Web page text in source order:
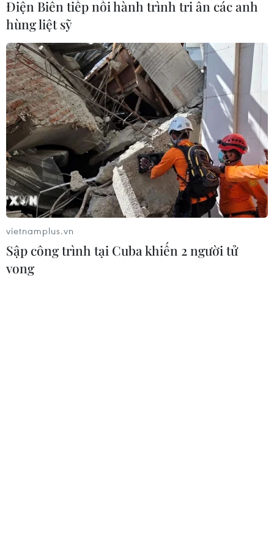
Thời tiết ngày 7/8: Bắc Bộ
và Bắc Trung Bộ giảm mưa
về đêm, cục bộ có mưa to
06/08/2026 23:15
Kế hoạch hành động
phòng, chống bão, lũ,
thiên tai cực đoan và biến
đổi khí hậu
06/08/2026 23:00
Xem thêm
Điện Biên tiếp nối hành trình tri ân các anh
hùng liệt sỹ
vietnamplus.vn
Sập công trình tại Cuba khiến 2 người tử
vong